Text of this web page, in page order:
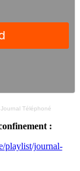
Téléphoné
:
playlist/journal-